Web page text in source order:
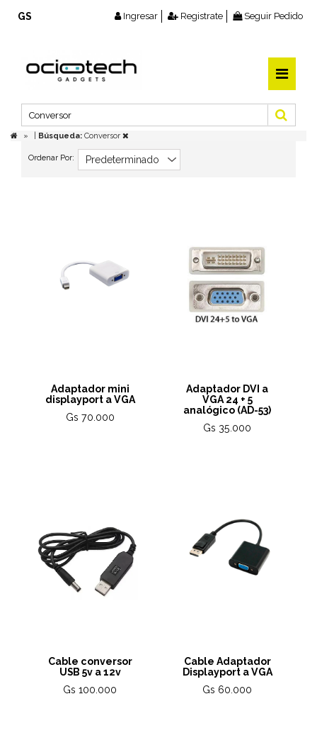
GS Ingresar Registrate Seguir Pedido
Búsqueda: Conversor
Ordenar Por:
Adaptador mini
displayport a VGA
Gs 70.000
Adaptador DVI a
VGA 24 + 5
analógico (AD-53)
Gs 35.000
Cable conversor
USB 5v a 12v
Gs 100.000
Cable Adaptador
Displayport a VGA
Gs 60.000